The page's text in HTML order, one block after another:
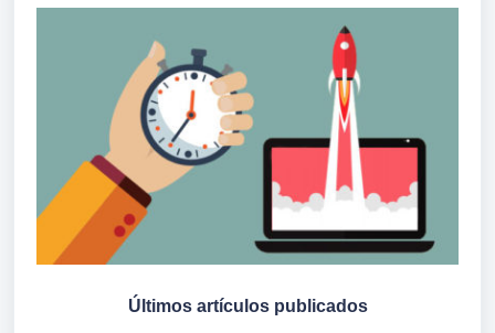
Últimos artículos publicados